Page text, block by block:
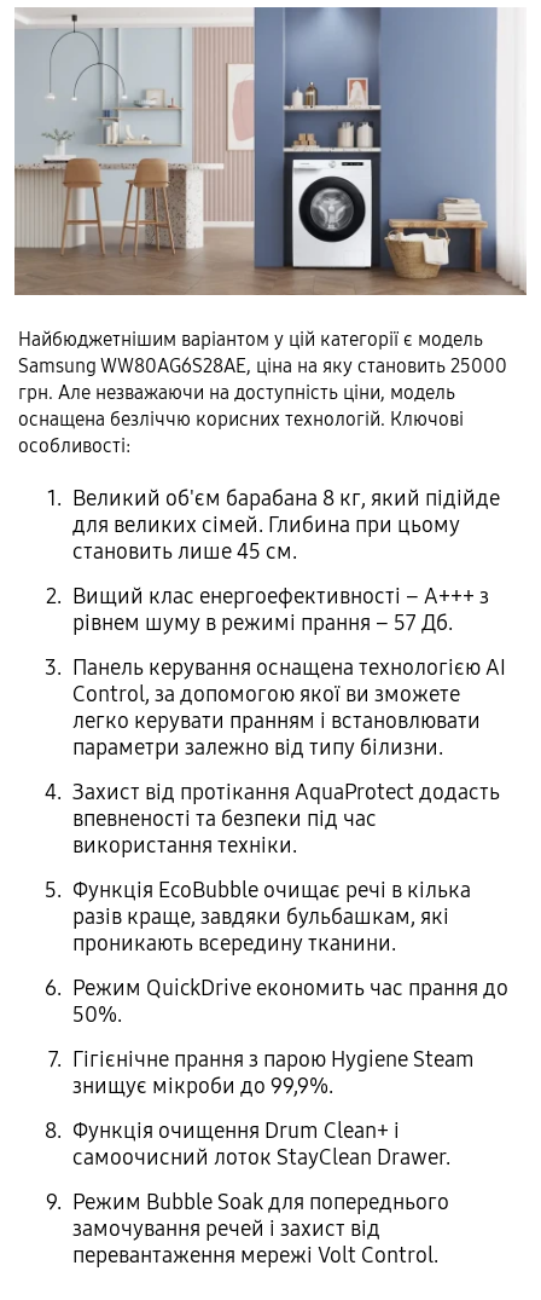
Найбюджетнішим варіантом у цій категорії є модель
Samsung WW80AG6S28AE, ціна на яку становить 25000
грн. Але незважаючи на доступність ціни, модель
оснащена безліччю корисних технологій. Ключові
особливості:
Великий об'єм барабана 8 кг, який підійде
для великих сімей. Глибина при цьому
становить лише 45 см.
Вищий клас енергоефективності – А+++ з
рівнем шуму в режимі прання – 57 Дб.
Панель керування оснащена технологією AI
Control, за допомогою якої ви зможете
легко керувати пранням і встановлювати
параметри залежно від типу білизни.
Захист від протікання AquaProtect додасть
впевненості та безпеки під час
використання техніки.
Функція EcoBubble очищає речі в кілька
разів краще, завдяки бульбашкам, які
проникають всередину тканини.
Режим QuickDrive економить час прання до
50%.
Гігієнічне прання з парою Hygiene Steam
знищує мікроби до 99,9%.
Функція очищення Drum Clean+ і
самоочисний лоток StayClean Drawer.
Режим Bubble Soak для попереднього
замочування речей і захист від
перевантаження мережі Volt Control.